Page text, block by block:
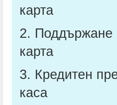
карта
2. Поддържане
карта
3. Кредитен
каса